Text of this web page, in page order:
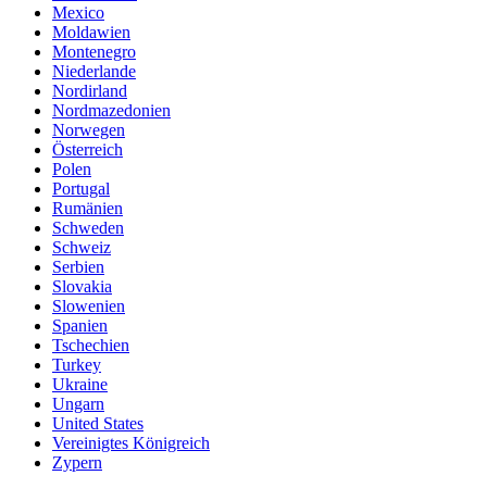
Mexico
Moldawien
Montenegro
Niederlande
Nordirland
Nordmazedonien
Norwegen
Österreich
Polen
Portugal
Rumänien
Schweden
Schweiz
Serbien
Slovakia
Slowenien
Spanien
Tschechien
Turkey
Ukraine
Ungarn
United States
Vereinigtes Königreich
Zypern